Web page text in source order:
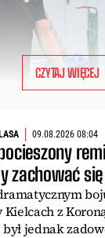
CZYTAJ WIĘCEJ
09.08.2026 08:04
zachować
Kielcach z
jednak